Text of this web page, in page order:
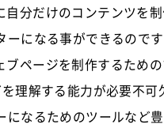
自分だけのコンテンツを
ーになる事ができるのです
ブページを制作するため
理解する能力が必要不可
になるためのツールなど